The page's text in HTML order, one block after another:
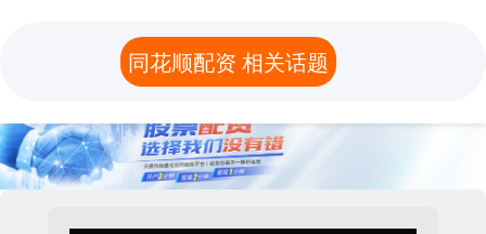
同花顺配资 相关话题